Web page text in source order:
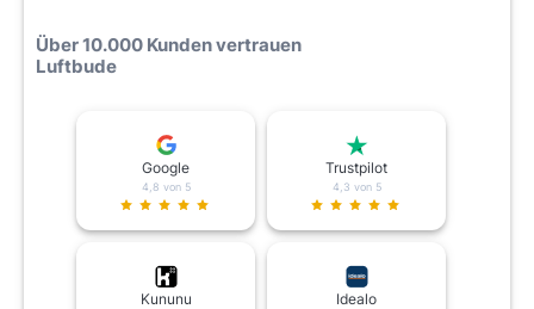
Über 10.000 Kunden vertrauen
Luftbude
Google
4,8 von 5
Trustpilot
4,3 von 5
Kununu Idealo